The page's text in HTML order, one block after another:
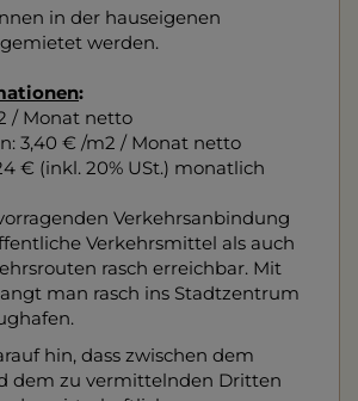
in der hauseigenen
werden.
:
/ Monat netto
3,40 € /m2 / Monat netto
€ (inkl. 20% USt.) monatlich
Verkehrsanbindung
Verkehrsmittel als auch
rasch erreichbar. Mit
man rasch ins Stadtzentrum
hin, dass zwischen dem
dem zu vermittelnden Dritten